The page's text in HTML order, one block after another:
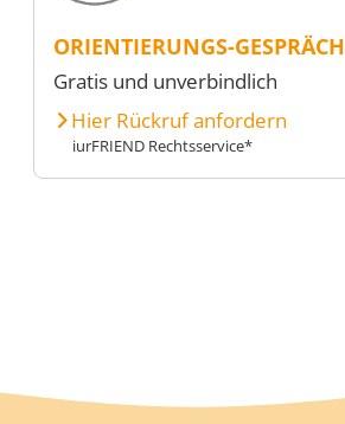
ORIENTIERUNGS-GESPRÄCH
Gratis und unverbindlich
Hier Rückruf anfordern
iurFRIEND Rechtsservice*